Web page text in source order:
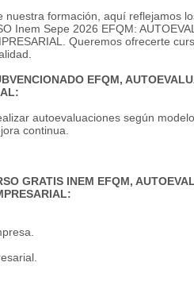
nuestra formación, aquí reflejamos
Inem Sepe 2026 EFQM:
Queremos ofrecerte
EFQM,
autoevaluaciones según
continua.
GRATIS INEM EFQM,